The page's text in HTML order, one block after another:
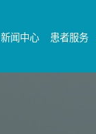
新闻中心 患者服务